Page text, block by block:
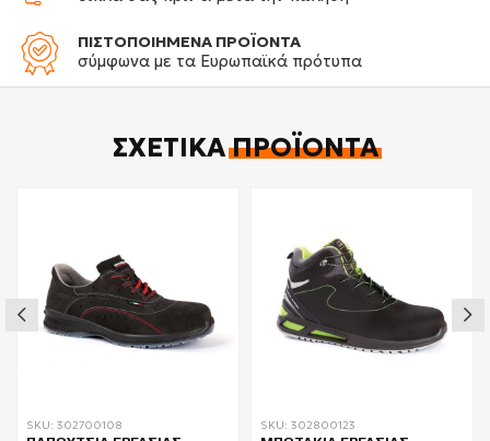
ΠΙΣΤΟΠΟΙΗΜΕΝΑ ΠΡΟΪΟΝΤΑ
σύμφωνα με τα Ευρωπαϊκά πρότυπα
ΣΧΕΤΙΚΆΠΡΟΪΌΝΤΑ
SKU: 302700108 SKU: 302800123